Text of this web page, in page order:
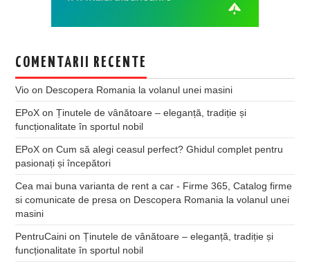
COMENTARII RECENTE
Vio on Descopera Romania la volanul unei masini
EPoX onȚinutele de vânătoare – eleganță, tradiție și
funcționalitate în sportul nobil
EPoX onCum să alegi ceasul perfect? Ghidul complet pentru
pasionați și începători
Cea mai buna varianta de rent a car - Firme 365, Catalog firme
si comunicate de presa on Descopera Romania la volanul unei
masini
PentruCaini onȚinutele de vânătoare – eleganță, tradiție și
funcționalitate în sportul nobil